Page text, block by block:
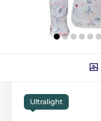
Ultralight